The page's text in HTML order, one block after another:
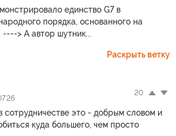
единство G7 в
порядка, основанного на
----> А автор шутник...
Раскрыть ветку
20
сотрудничестве это - добрым словом и
куда большего, чем просто